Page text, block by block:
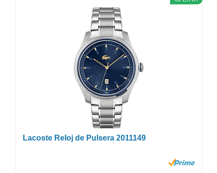
Lacoste Reloj de Pulsera 2011149